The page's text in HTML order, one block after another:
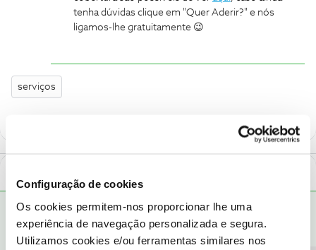
Configuração de cookies
Os cookies permitem-nos proporcionar lhe uma
experiência de navegação personalizada e segura.
Utilizamos cookies e/ou ferramentas similares nos
tenha dúvidas clique em "Quer Aderir?" e nós
ligamos-lhe gratuitamente 😉
serviços
Ana M. RESPOSTA Forum|Forum|9 years ago
Olá Eduardo Pereira 🙂 bem-vindo ao Fórum!